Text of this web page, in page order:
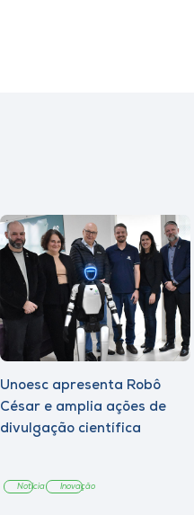
Unoesc apresenta Robô
César e amplia ações de
divulgação científica
Notícia Inovação